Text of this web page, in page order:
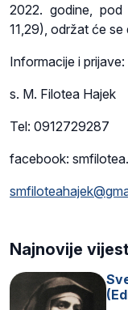
2022. godine,
11,29), održat će
Informacije i prijave:
s. M. Filotea Hajek
Tel: 0912729287
facebook:
Najnovije